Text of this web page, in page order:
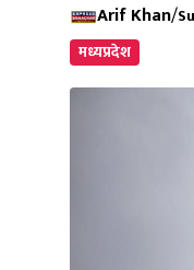
Arif Khan/
मध्यप्रदेश